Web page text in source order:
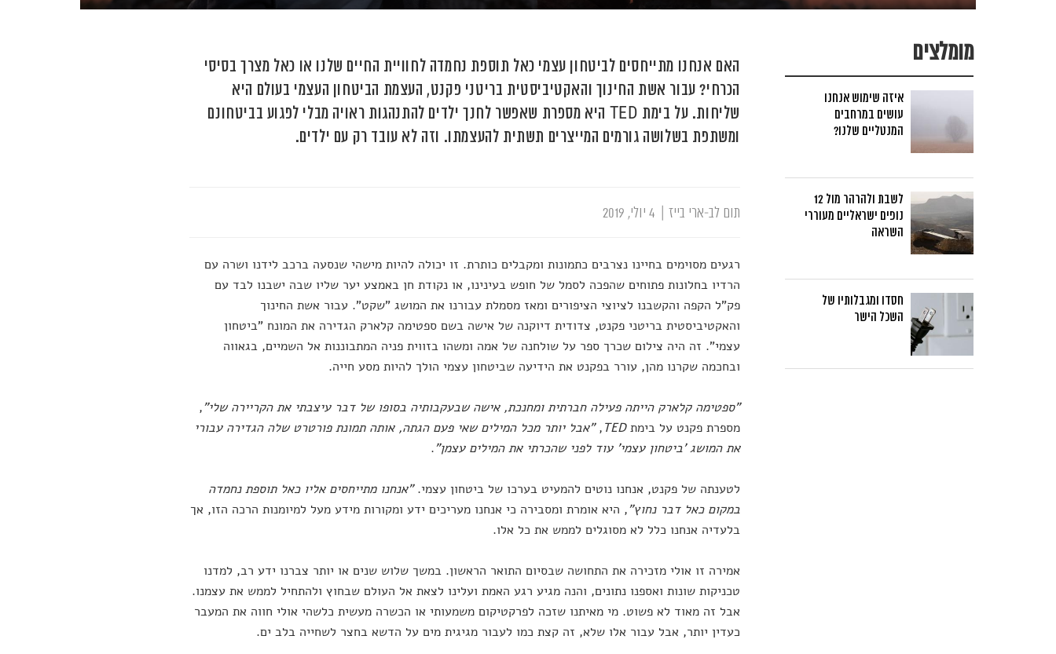
האם אנחנו מתייחסים לביטחון עצמי כאל תוספת נחמדה לחוויית החיים שלנו או כאל מצרך בסיסי
הכרחי? עבור אשת החינוך והאקטיביסטית בריטני פקנט, העצמת הביטחון העצמי בעולם היא
שליחות. על בימת TED היא מספרת שאפשר לחנך ילדים להתנהגות ראויה מבלי לפגוע בביטחונם
ומשתפת בשלושה גורמים המייצרים תשתית להעצמתו. וזה לא עובד רק עם ילדים.
תום לב-ארי בייז
רגעים מסוימים בחיינו נצרבים כתמונות ומקבלים כותרת. זו יכולה להיות מישהי שנסעה ברכב לידנו ושרה עם
הרדיו בחלונות פתוחים שהפכה לסמל של חופש בעינינו, או נקודת חן באמצע יער שליו שבה ישבנו לבד עם
פק"ל הקפה והקשבנו לציוצי הציפורים ומאז מסמלת עבורנו את המושג "שקט". עבור אשת החינוך
והאקטיביסטית בריטני פקנט, צדודית דיוקנה של אישה בשם ספטימה קלארק הגדירה את המונח "ביטחון
עצמי". זה היה צילום שכרך ספר על שולחנה של אמה ומשהו בזווית פניה המתבוננות אל השמיים, בגאווה
ובחכמה שקרנו מהן, עורר בפקנט את הידיעה שביטחון עצמי הולך להיות מסע חייה.
"ספטימה קלארק הייתה פעילה חברתית ומחנכת, אישה שבעקבותיה בסופו של דבר עיצבתי את הקריירה שלי",
מספרת פקנט על בימתTED
,"אבל יותר מכל המילים שאי פעם הגתה, אותה תמונת פורטרט שלה הגדירה עבורי
את המושג 'ביטחון עצמי' עוד לפני שהכרתי את המילים עצמן"
.
לטענתה של פקנט, אנחנו נוטים להמעיט בערכו של ביטחון עצמי."אנחנו מתייחסים אליו כאל תוספת נחמדה
במקום כאל דבר נחוץ", היא אומרת ומסבירה כי אנחנו מעריכים ידע ומקורות מידע מעל למיומנות הרכה הזו, אך
בלעדיה אנחנו כלל לא מסוגלים לממש את כל אלו.
אמירה זו אולי מזכירה את התחושה שבסיום התואר הראשון. במשך שלוש שנים או יותר צברנו ידע רב, למדנו
טכניקות שונות ואספנו נתונים, והנה מגיע רגע האמת ועלינו לצאת אל העולם שבחוץ ולהתחיל לממש את עצמנו.
אבל זה מאוד לא פשוט. מי מאיתנו שזכה לפרקטיקום משמעותי או הכשרה מעשית כלשהי אולי חווה את המעבר
כעדין יותר, אבל עבור אלו שלא, זה קצת כמו לעבור מגיגית מים על הדשא בחצר לשחייה בלב ים.
מומלצים
איזה שימוש אנחנו
עושים במרחבים
המנטליים שלנו?
לשבת ולהרהר מול 12
נופים ישראליים מעוררי
השראה
חסדו ומגבלותיו של
השכל הישר